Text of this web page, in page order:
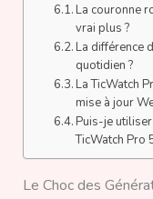
La couronne
vrai plus ?
La différence
quotidien ?
La TicWatch
mise à jour
Puis-je
TicWatch Pro
Le Choc des